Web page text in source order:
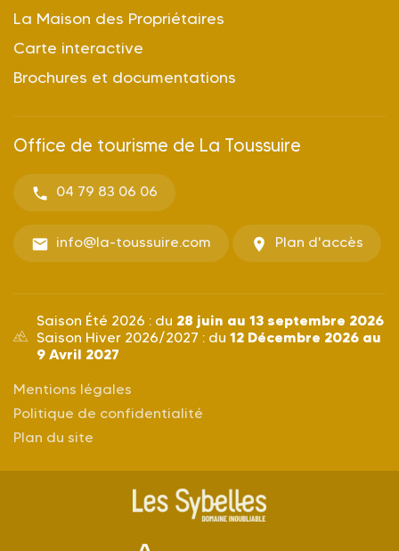
La Maison des Propriétaires
Carte interactive
Brochures et documentations
Office de tourisme de La Toussuire
04 79 83 06 06
info@la-toussuire.com Plan d'accès
Saison Été 2026 : du 28 juin au 13 septembre 2026
Saison Hiver 2026/2027 : du 12 Décembre 2026 au
9 Avril 2027
Mentions légales
Politique de confidentialité
Plan du site